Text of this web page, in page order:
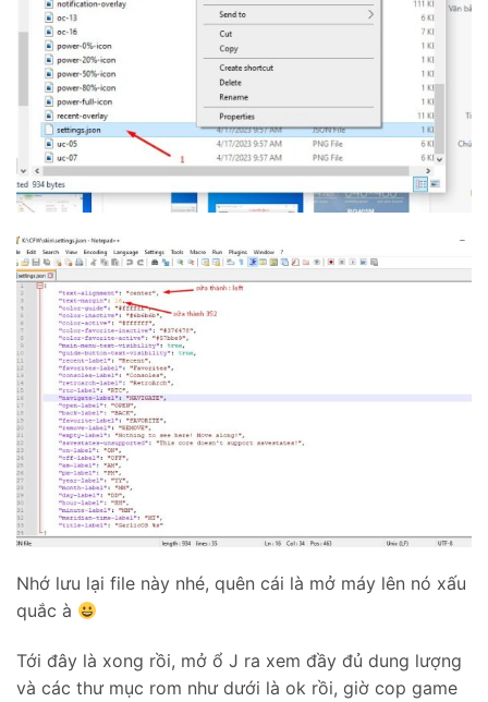
Nhớ lưu lại file này nhé, quên cái là mở máy lên nó xấu
quắc à
Tới đây là xong rồi, mở ổ J ra xem đầy đủ dung lượng
và các thư mục rom như dưới là ok rồi, giờ cop game